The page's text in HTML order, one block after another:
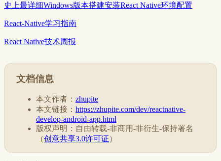
史上最详细Windows版本搭建安装React Native环境配置
React-Native学习指南
React Native技术周报
文档信息
本文作者： zhupite
本文链接： https://zhupite.com/dev/reactnative-
develop-android-app.html
版权声明：自由转载-非商用-非衍生-保持署名
（创意共享3.0许可证）